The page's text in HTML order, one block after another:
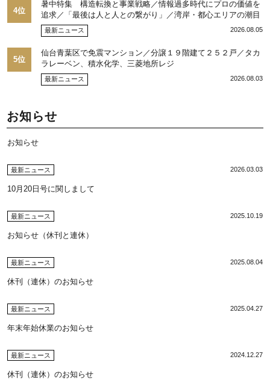
4位
暑中特集 構造転換と事業戦略／情報過多時代にプロの価値を
追求／「最後は人と人との繋がり」／湾岸・都心エリアの潮目
を注視／“リパーク”次世代展開／三井不動産リアルティ／児玉
光博社長に聞く
最新ニュース 2026.08.05
5位
仙台青葉区で免震マンション／分譲１９階建て２５２戸／タカ
ラレーベン、積水化学、三菱地所レジ
最新ニュース 2026.08.03
お知らせ
お知らせ
最新ニュース 2026.03.03
10月20日号に関しまして
最新ニュース 2025.10.19
お知らせ（休刊と連休）
最新ニュース 2025.08.04
休刊（連休）のお知らせ
最新ニュース 2025.04.27
年末年始休業のお知らせ
最新ニュース 2024.12.27
休刊（連休）のお知らせ